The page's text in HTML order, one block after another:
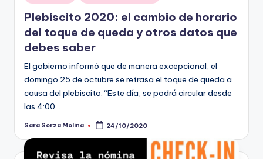
en
Plebiscito 2020: el cambio de horario
del toque de queda y otros datos que
debes saber
El gobierno informó que de manera excepcional, el
domingo 25 de octubre se retrasa el toque de queda a
causa del plebiscito. “Este día, se podrá circular desde
las 4:00…
Publicado
Sara Sorza Molina 24/10/2020